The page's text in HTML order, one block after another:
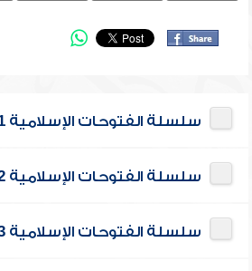
سلسلة الفتوحات الإسلامية 1
سلسلة الفتوحات الإسلامية 2
سلسلة الفتوحات الإسلامية 3